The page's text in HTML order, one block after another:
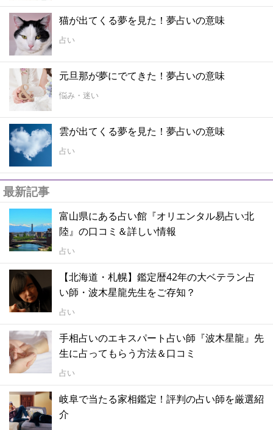
猫が出てくる夢を見た！夢占いの意味
占い
元旦那が夢にでてきた！夢占いの意味
悩み・迷い
雲が出てくる夢を見た！夢占いの意味
占い
最新記事
富山県にある占い館『オリエンタル易占い北
陸』の口コミ＆詳しい情報
占い
【北海道・札幌】鑑定暦42年の大ベテラン占
い師・波木星龍先生をご存知？
占い
手相占いのエキスパート占い師『波木星龍』先
生に占ってもらう方法＆口コミ
占い
岐阜で当たる家相鑑定！評判の占い師を厳選紹
介